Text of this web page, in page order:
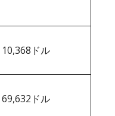
10,368ドル
69,632ドル